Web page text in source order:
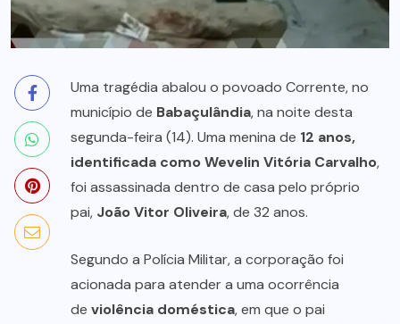
Uma tragédia abalou o povoado Corrente, no
município de Babaçulândia, na noite desta
segunda-feira (14). Uma menina de 12 anos,
identificada como Wevelin Vitória Carvalho,
foi assassinada dentro de casa pelo próprio
pai, João Vitor Oliveira, de 32 anos.
Segundo a Polícia Militar, a corporação foi
acionada para atender a uma ocorrência
de violência doméstica, em que o pai